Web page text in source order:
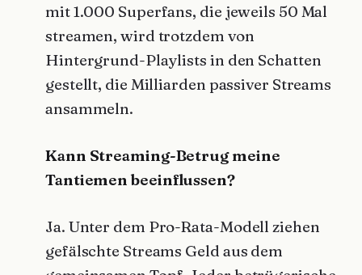
mit 1.000 Superfans, die jeweils 50 Mal
streamen, wird trotzdem von
Hintergrund-Playlists in den Schatten
gestellt, die Milliarden passiver Streams
ansammeln.
Kann Streaming-Betrug meine
Tantiemen beeinflussen?
Ja. Unter dem Pro-Rata-Modell ziehen
gefälschte Streams Geld aus dem